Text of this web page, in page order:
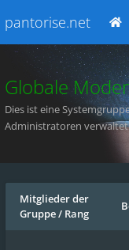
pantorise.net
Globale
Dies ist eine
Administratoren
Mitglieder der
Gruppe/ Rang